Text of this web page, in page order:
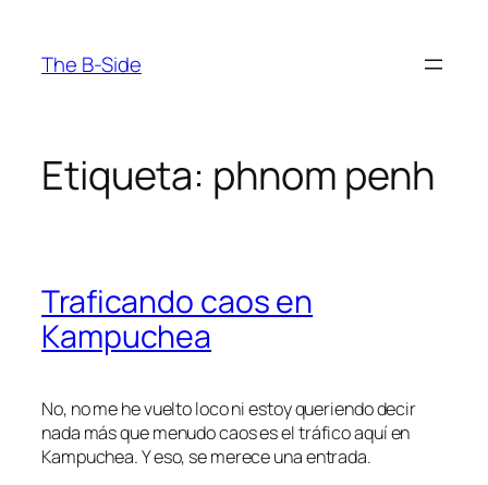
contenido
The B-Side
Etiqueta: phnom penh
Traficando caos en
Kampuchea
No, no me he vuelto loco ni estoy queriendo decir
nada más que menudo caos es el tráfico aquí en
Kampuchea. Y eso, se merece una entrada.